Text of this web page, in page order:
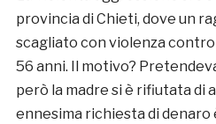
provincia di Chieti, dove un
scagliato con violenza contro
56 anni. Il motivo?
però la madre si è rifiutata di
ennesima richiesta di denaro